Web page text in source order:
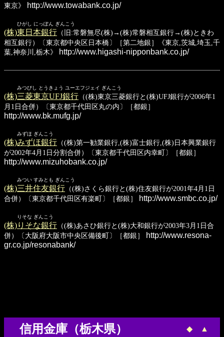
東京》
http://www.towabank.co.jp/
ひがし にっぽん ぎんこう
(株)東日本銀行 （旧:常磐無尽(株)→(株)常磐相互銀行→(株)ときわ
相互銀行）〔東京都中央区日本橋〕［第二地銀］《東京,茨城,埼玉,千
葉,神奈川,栃木》
http://www.higashi-nipponbank.co.jp/
みつびし とうきょう ユーエフジェイ ぎんこう
(株)三菱東京UFJ銀行 （(株)東京三菱銀行と(株)UFJ銀行が2006年1
月1日合併）〔東京都千代田区丸の内〕［都銀］
http://www.bk.mufg.jp/
みずほ ぎんこう
(株)みずほ銀行 （(株)第一勧業銀行,(株)富士銀行,(株)日本興業銀行
が2002年4月1日分割合併）〔東京都千代田区内幸町〕［都銀］
http://www.mizuhobank.co.jp/
みつい すみとも ぎんこう
(株)三井住友銀行 （(株)さくら銀行と(株)住友銀行が2001年4月1日
合併）〔東京都千代田区有楽町〕［都銀］
http://www.smbc.co.jp/
りそな ぎんこう
(株)りそな銀行 （(株)あさひ銀行と(株)大和銀行が2003年3月1日合
併）〔大阪府大阪市中央区備後町〕［都銀］
http://www.resona-
gr.co.jp/resonabank/
信用金庫（栃木県） ◆ ▲